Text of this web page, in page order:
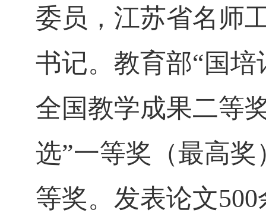
委员，江苏省名师
书记。教育部“ 国培
全国教学成果二等
选”一等奖（最高奖
等奖。发表论文500